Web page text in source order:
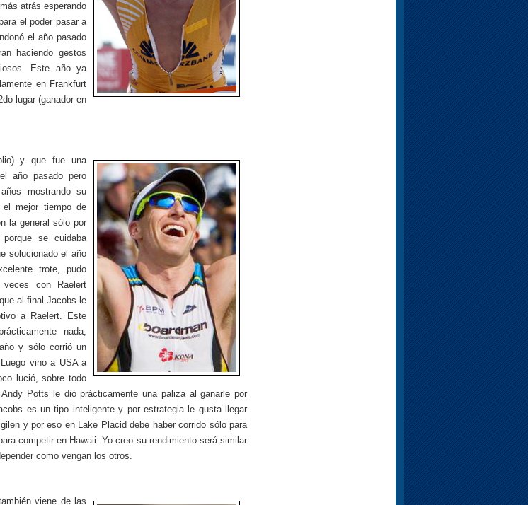
atrás esperando
el poder pasar a
el año pasado
haciendo gestos
Este año ya
en Frankfurt
lugar (ganador en
y que fue una
año pasado pero
mostrando su
mejor tiempo de
la general sólo por
se cuidaba
solucionado el año
trote, pudo
veces con Raelert
al final Jacobs le
a Raelert. Este
nada,
y sólo corrió un
vino a USA a
lució, sobre todo
Potts le dió prácticamente una paliza al ganarle por
es un tipo inteligente y por estrategia le gusta llegar
y por eso en Lake Placid debe haber corrido sólo para
competir en Hawaii. Yo creo su rendimiento será similar
como vengan los otros.
viene de las